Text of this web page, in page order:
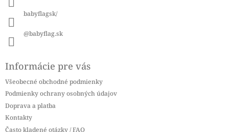
babyflagsk/
@babyflag.sk
Informácie pre vás
Všeobecné obchodné podmienky
Podmienky ochrany osobných údajov
Doprava a platba
Kontakty
Často kladené otázky / FAQ